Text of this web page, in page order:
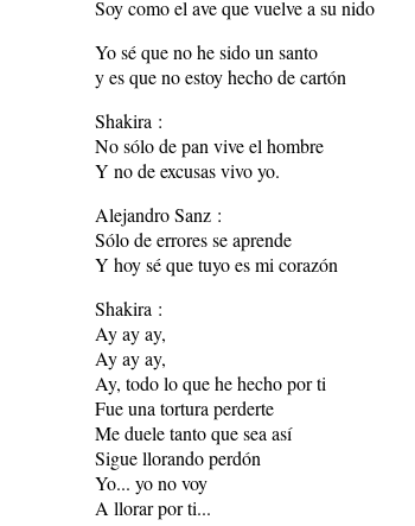
Soy como el ave que vuelve a su nido
Yo sé que no he sido un santo
y es que no estoy hecho de cartón
Shakira :
No sólo de pan vive el hombre
Y no de excusas vivo yo.
Alejandro Sanz :
Sólo de errores se aprende
Y hoy sé que tuyo es mi corazón
Shakira :
Ay ay ay,
Ay ay ay,
Ay, todo lo que he hecho por ti
Fue una tortura perderte
Me duele tanto que sea así
Sigue llorando perdón
Yo... yo no voy
A llorar por ti...